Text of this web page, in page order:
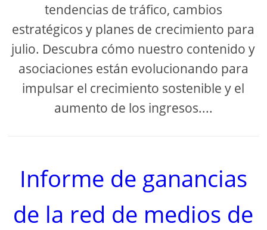
tendencias de tráfico, cambios
estratégicos y planes de crecimiento para
julio. Descubra cómo nuestro contenido y
asociaciones están evolucionando para
impulsar el crecimiento sostenible y el
aumento de los ingresos....
Informe de ganancias
de la red de medios de